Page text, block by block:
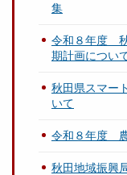
集
令和８年度
期計画につい
秋田県スマー
いて
令和８年度
秋田地域振興